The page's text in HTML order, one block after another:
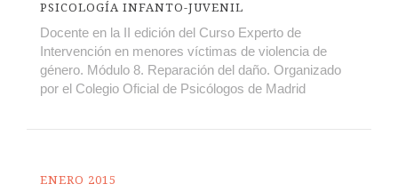
PSICOLOGÍA INFANTO-JUVENIL
Docente en la II edición del Curso Experto de
Intervención en menores víctimas de violencia de
género. Módulo 8. Reparación del daño. Organizado
por el Colegio Oficial de Psicólogos de Madrid
ENERO 2015